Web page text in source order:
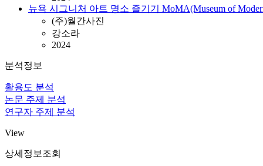
뉴욕 시그니처 아트 명소 즐기기 MoMA(Museum of
(주)월간사진
강소라
2024
분석정보
활용도 분석
논문 주제 분석
연구자 주제 분석
View
상세정보조회